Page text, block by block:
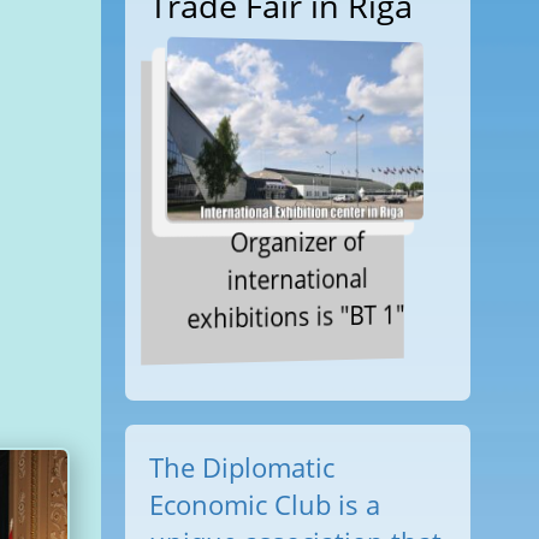
Organizer of
international
exhibitions is "BT 1"
The Diplomatic
Economic Club is a